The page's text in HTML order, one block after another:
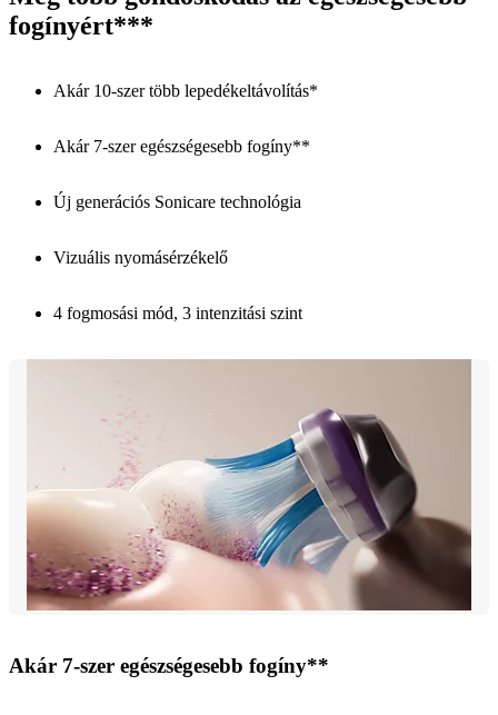
fogínyért***
Akár 10-szer több lepedékeltávolítás*
Akár 7-szer egészségesebb fogíny**
Új generációs Sonicare technológia
Vizuális nyomásérzékelő
4 fogmosási mód, 3 intenzitási szint
Akár 7-szer egészségesebb fogíny**